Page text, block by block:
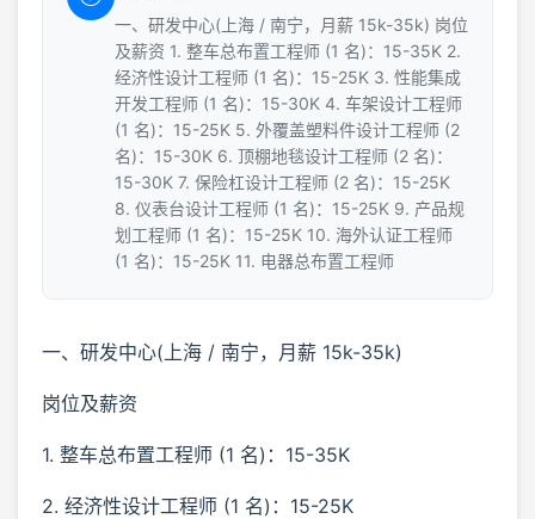
一、研发中心(上海 / 南宁，月薪 15k-35k) 岗位
及薪资 1. 整车总布置工程师 (1 名)：15-35K 2.
经济性设计工程师 (1 名)：15-25K 3. 性能集成
开发工程师 (1 名)：15-30K 4. 车架设计工程师
(1 名)：15-25K 5. 外覆盖塑料件设计工程师 (2
名)：15-30K 6. 顶棚地毯设计工程师 (2 名)：
15-30K 7. 保险杠设计工程师 (2 名)：15-25K
8. 仪表台设计工程师 (1 名)：15-25K 9. 产品规
划工程师 (1 名)：15-25K 10. 海外认证工程师
(1 名)：15-25K 11. 电器总布置工程师
一、研发中心(上海 / 南宁，月薪 15k-35k)
岗位及薪资
1. 整车总布置工程师 (1 名)：15-35K
2. 经济性设计工程师 (1 名)：15-25K